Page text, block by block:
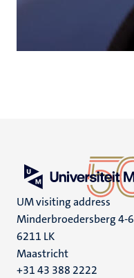
UM visiting address
Minderbroedersberg 4-6
6211 LK
Maastricht
+31 43 388 2222